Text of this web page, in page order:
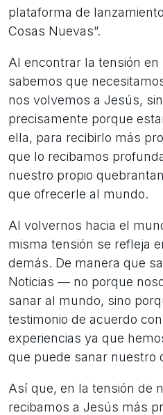
plataforma de
Cosas Nuevas”.
Al encontrar la tensión
sabemos que
nos volvemos a Jesús,
precisamente porque
ella, para recibirlo más
que lo recibamos
nuestro propio
que ofrecerle al mundo.
Al volvernos hacia el
misma tensión se refleja
demás. De manera que
Noticias — no porque
sanar al mundo, sino
testimonio de acuerdo
experiencias ya que
que puede sanar nuestro
Así que, en la tensión de
recibamos a Jesús más